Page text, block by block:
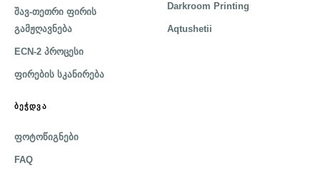
შავ-თეთრი ფირის
გამჟღავნება
ECN-2 პროცესი
ფირების სკანირება
Darkroom Printing
Aqtushetii
ᲑᲔᲭᲓᲕᲐ
ფოტოწიგნები
FAQ